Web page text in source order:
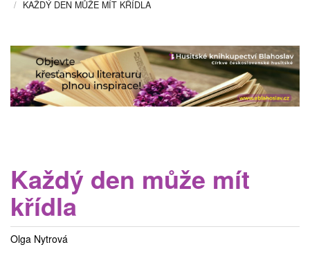
KAŽDÝ DEN MŮŽE MÍT KŘÍDLA
Každý den může mít
křídla
Olga Nytrová